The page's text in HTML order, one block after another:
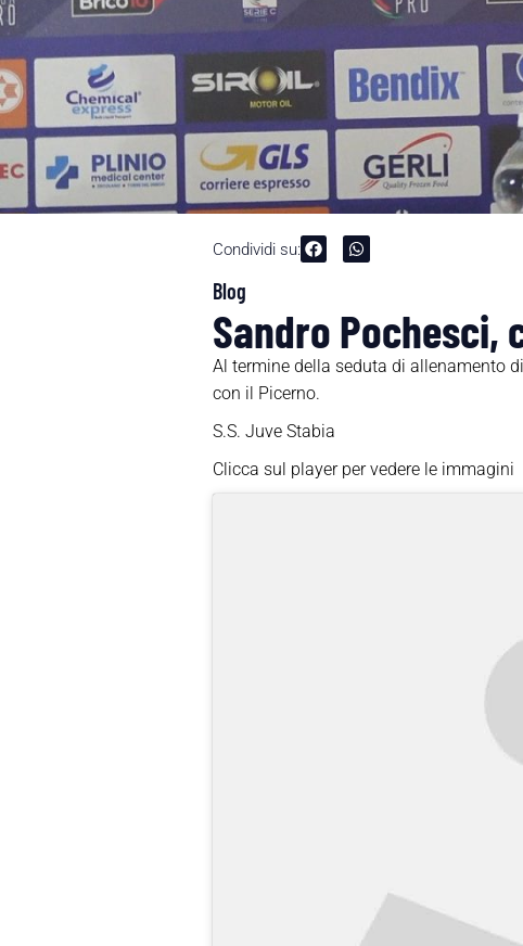
Condividi su:
Blog
Sandro Pochesci,
Al termine della seduta di allenamento
con il Picerno.
S.S. Juve Stabia
Clicca sul player per vedere le immagini